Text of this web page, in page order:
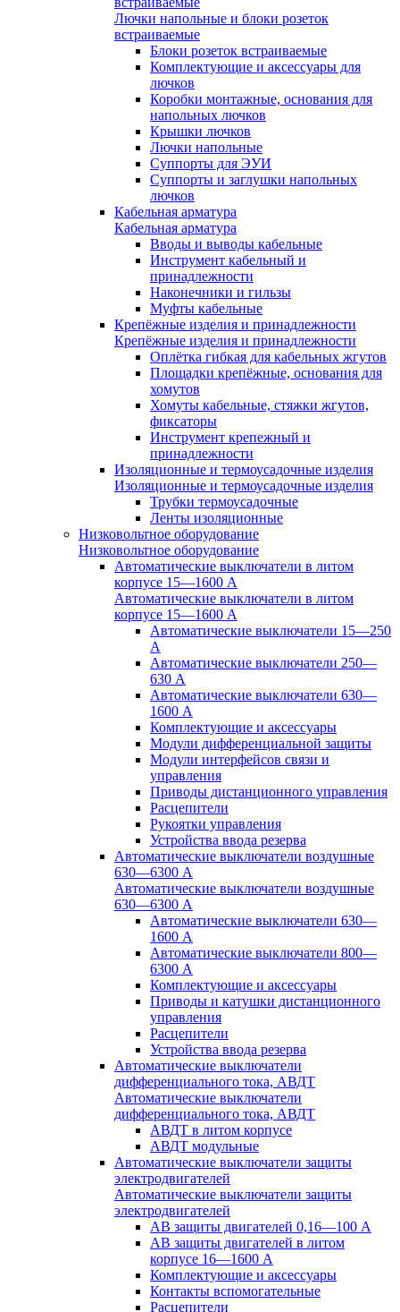
Лючки напольные и блоки розеток
встраиваемые
Блоки розеток встраиваемые
Комплектующие и аксессуары для
лючков
Коробки монтажные, основания для
напольных лючков
Крышки лючков
Лючки напольные
Суппорты для ЭУИ
Суппорты и заглушки напольных
лючков
Кабельная арматура
Кабельная арматура
Вводы и выводы кабельные
Инструмент кабельный и
принадлежности
Наконечники и гильзы
Муфты кабельные
Крепёжные изделия и принадлежности
Крепёжные изделия и принадлежности
Оплётка гибкая для кабельных жгутов
Площадки крепёжные, основания для
хомутов
Хомуты кабельные, стяжки жгутов,
фиксаторы
Инструмент крепежный и
принадлежности
Изоляционные и термоусадочные изделия
Изоляционные и термоусадочные изделия
Трубки термоусадочные
Ленты изоляционные
Низковольтное оборудование
Низковольтное оборудование
Автоматические выключатели в литом
корпусе 15—1600 А
Автоматические выключатели в литом
корпусе 15—1600 А
Автоматические выключатели 15—250
А
Автоматические выключатели 250—
630 А
Автоматические выключатели 630—
1600 А
Комплектующие и аксессуары
Модули дифференциальной защиты
Модули интерфейсов связи и
управления
Приводы дистанционного управления
Расцепители
Рукоятки управления
Устройства ввода резерва
Автоматические выключатели воздушные
630—6300 А
Автоматические выключатели воздушные
630—6300 А
Автоматические выключатели 630—
1600 А
Автоматические выключатели 800—
6300 А
Комплектующие и аксессуары
Приводы и катушки дистанционного
управления
Расцепители
Устройства ввода резерва
Автоматические выключатели
дифференциального тока, АВДТ
Автоматические выключатели
дифференциального тока, АВДТ
АВДТ в литом корпусе
АВДТ модульные
Автоматические выключатели защиты
электродвигателей
Автоматические выключатели защиты
электродвигателей
АВ защиты двигателей 0,16—100 А
АВ защиты двигателей в литом
корпусе 16—1600 А
Комплектующие и аксессуары
Контакты вспомогательные
Расцепители